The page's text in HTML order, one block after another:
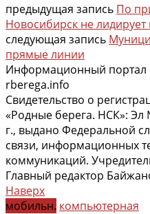
предыдущая запись По
Новосибирск не
следующая запись
прямые линии
Информационный портал
rberega.info
Свидетельство о
«Родные берега. НСК»: Эл
г., выдано Федеральной
связи, информационных
коммуникаций.
Главный редактор
Наверх
мобильн. компьютерная